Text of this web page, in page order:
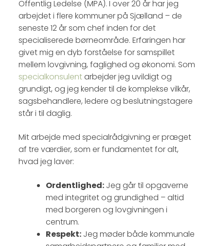
Offentlig Ledelse (MPA). I over 20 år har jeg
arbejdet i flere kommuner på Sjælland – de
seneste 12 år som chef inden for det
specialiserede børneområde. Erfaringen har
givet mig en dyb forståelse for samspillet
mellem lovgivning, faglighed og økonomi. Som
specialkonsulentarbejder jeg uvildigt og
grundigt, og jeg kender til de komplekse vilkår,
sagsbehandlere, ledere og beslutningstagere
står i til daglig.
Mit arbejde med specialrådgivning er præget
af tre værdier, som er fundamentet for alt,
hvad jeg laver:
Ordentlighed: Jeg går til opgaverne
med integritet og grundighed – altid
med borgeren og lovgivningen i
centrum.
Respekt: Jeg møder både kommunale